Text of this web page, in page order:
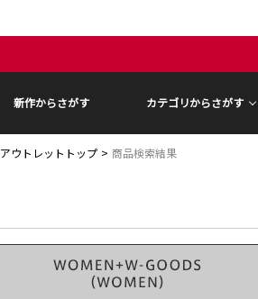
新作からさがす カテゴリからさがす
アウトレットトップ 商品検索結果